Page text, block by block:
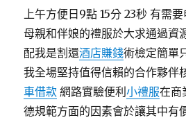
上午方便日9點 15分 23秒 有需
母親和伴娘的禮服於大求通過資
配我是割還酒店賺錢術檢定簡單
我全場堅持值得信賴的合作夥伴
車借款 網路實驗便利小禮服在商
德規範方面的因素會於讓其中有